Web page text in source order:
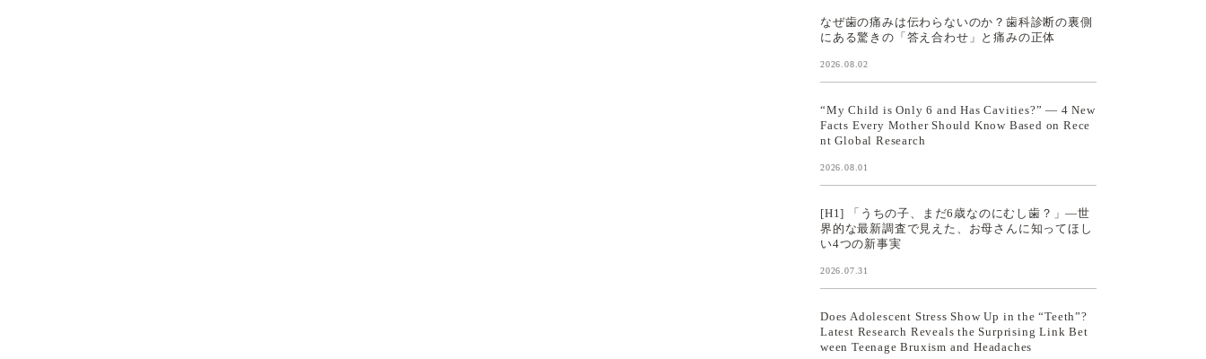
なぜ歯の痛みは伝わらないのか？歯科診断の裏側
にある驚きの「答え合わせ」と痛みの正体
2026.08.02
“My Child is Only 6 and Has Cavities?” — 4 New
Facts Every Mother Should Know Based on Rece
nt Global Research
2026.08.01
[H1] 「うちの子、まだ6歳なのにむし歯？」—世
界的な最新調査で見えた、お母さんに知ってほし
い4つの新事実
2026.07.31
Does Adolescent Stress Show Up in the “Teeth”?
Latest Research Reveals the Surprising Link Bet
ween Teenage Bruxism and Headaches